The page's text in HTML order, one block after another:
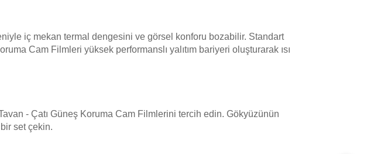
iç mekan termal dengesini ve görsel konforu bozabilir. Standart
Cam Filmleri yüksek performanslı yalıtım bariyeri oluşturarak ısı
- Çatı Güneş Koruma Cam Filmlerini tercih edin. Gökyüzünün
set çekin.